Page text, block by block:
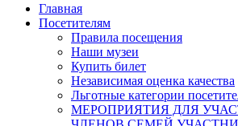
Главная
Посетителям
Правила посещения
Наши музеи
Купить билет
Независимая оценка качества
Льготные категории
МЕРОПРИЯТИЯ ДЛЯ